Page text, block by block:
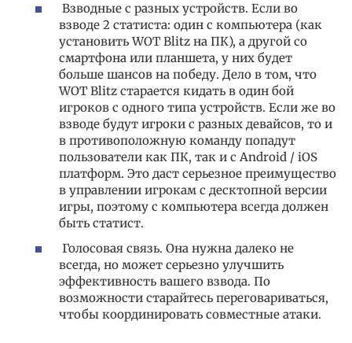
Взводные с разных устройств. Если во
взводе 2 статиста: один с компьютера (как
установить WOT Blitz на ПК), а другой со
смартфона или планшета, у них будет
больше шансов на победу. Дело в том, что
WOT Blitz старается кидать в один бой
игроков с одного типа устройств. Если же во
взводе будут игроки с разных девайсов, то и
в противоположную команду попадут
пользователи как ПК, так и с Android / iOS
платформ. Это даст серьезное преимущество
в управлении игрокам с десктопной версии
игры, поэтому с компьютера всегда должен
быть статист.
Голосовая связь. Она нужна далеко не
всегда, но может серьезно улучшить
эффективность вашего взвода. По
возможности старайтесь переговариваться,
чтобы координировать совместные атаки.